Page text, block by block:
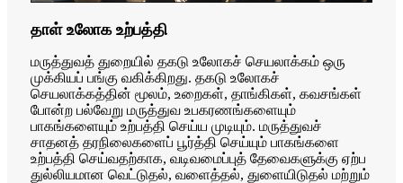
தாள் உலோக உற்பத்தி
மருத்துவத் துறையில் தகடு உலோகச் செயலாக்கம் ஒரு
முக்கியப் பங்கு வகிக்கிறது. தகடு உலோகச்
செயலாக்கத்தின் மூலம், உறைகள், தாங்கிகள், கவசங்கள்
போன்ற பல்வேறு மருத்துவ உபகரணங்களையும்
பாகங்களையும் உற்பத்தி செய்ய முடியும். மருத்துவச்
சாதனத் தரநிலைகளைப் பூர்த்தி செய்யும் பாகங்களை
உற்பத்தி செய்வதற்காக, வடிவமைப்புத் தேவைகளுக்கு ஏற்ப
துல்லியமான வெட்டுதல், வளைத்தல், துளையிடுதல் மற்றும்